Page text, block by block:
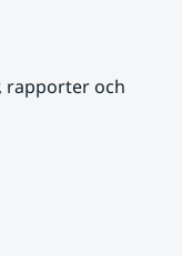
rapporter och